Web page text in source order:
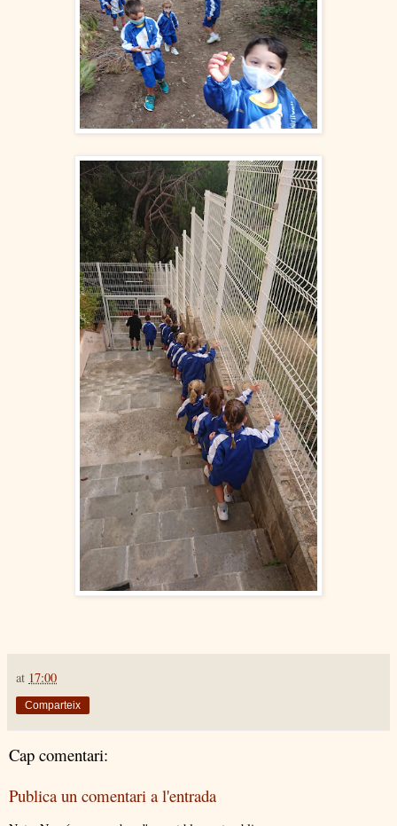
at 17:00
Comparteix
Cap comentari:
Publica un comentari a l'entrada